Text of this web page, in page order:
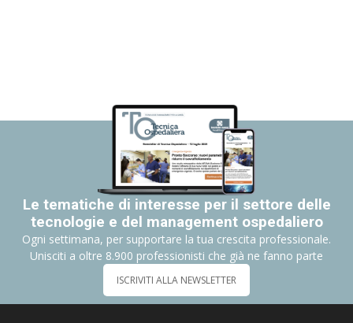
Le tematiche di interesse per il settore delle
tecnologie e del management ospedaliero
Ogni settimana, per supportare la tua crescita professionale.
Unisciti a oltre 8.900 professionisti che già ne fanno parte
ISCRIVITI ALLA NEWSLETTER